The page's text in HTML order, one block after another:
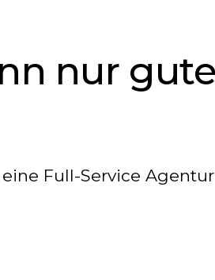
nur
Full-Service